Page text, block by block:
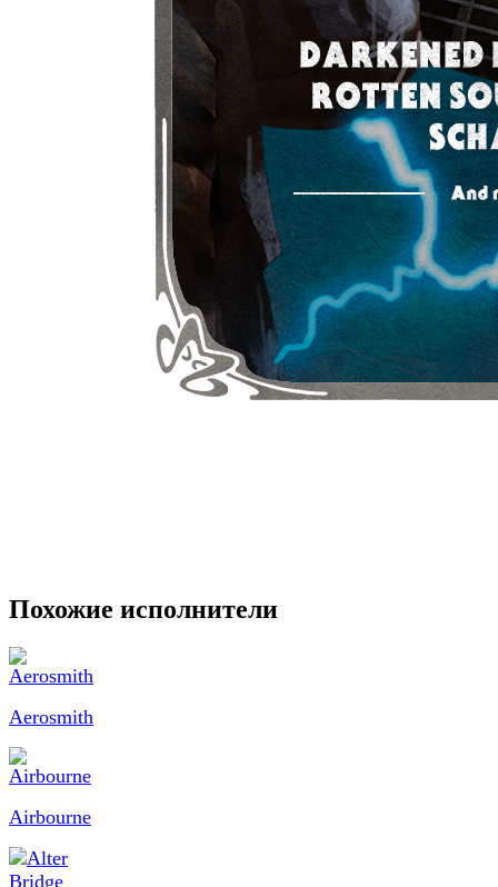
Похожие исполнители
Aerosmith
Airbourne